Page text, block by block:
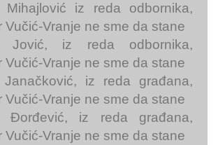
iz reda odbornika,
Vučić-Vranje ne sme da stane
Jović, iz reda odbornika,
Vučić-Vranje ne sme da stane
iz reda građana,
Vučić-Vranje ne sme da stane
Đorđević, iz reda građana,
Vučić-Vranje ne sme da stane